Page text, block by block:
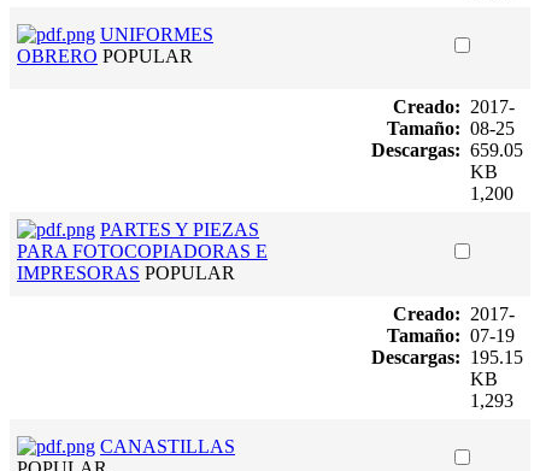
UNIFORMES
OBRERO POPULAR
Creado:
Tamaño:
Descargas:
2017-
08-25
659.05
KB
1,200
PARTES Y PIEZAS
PARA FOTOCOPIADORAS E
IMPRESORAS POPULAR
Creado:
Tamaño:
Descargas:
2017-
07-19
195.15
KB
1,293
CANASTILLAS